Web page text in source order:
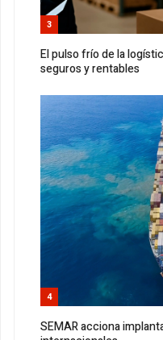
3
El pulso frío de la
seguros y rentables
4
SEMAR acciona